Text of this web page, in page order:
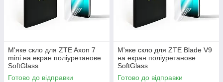
М'яке скло для ZTE Axon 7
mini на екран поліуретанове
SoftGlass
Готово до відправки
М'яке скло для ZTE Blade V9
на екран поліуретанове
SoftGlass
Готово до відправки